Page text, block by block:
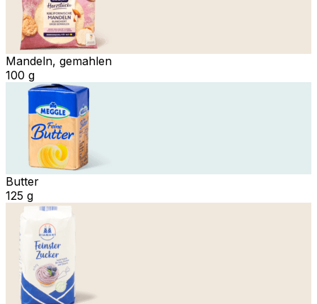
Mandeln, gemahlen
100 g
Butter
125 g